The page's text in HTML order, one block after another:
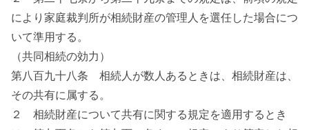
により家庭裁判所が相続財産の管理人を選任した場合につ
いて準用する。
（共同相続の効力）
第八百九十八条 相続人が数人あるときは、相続財産は、
その共有に属する。
２ 相続財産について共有に関する規定を適用するとき